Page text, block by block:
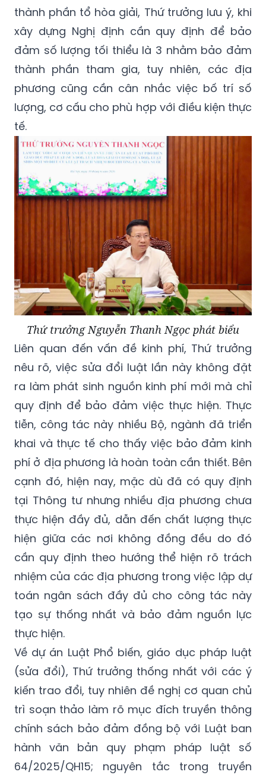
thành phần tổ hòa giải, Thứ trưởng lưu ý, khi
xây dựng Nghị định cần quy định để bảo
đảm số lượng tối thiểu là 3 nhằm bảo đảm
thành phần tham gia, tuy nhiên, các địa
phương cũng cần cân nhắc việc bố trí số
lượng, cơ cấu cho phù hợp với điều kiện thực
tế.
Thứ trưởng Nguyễn Thanh Ngọc phát biểu
Liên quan đến vấn đề kinh phí, Thứ trưởng
nêu rõ, việc sửa đổi luật lần này không đặt
ra làm phát sinh nguồn kinh phí mới mà chỉ
quy định để bảo đảm việc thực hiện. Thực
tiễn, công tác này nhiều Bộ, ngành đã triển
khai và thực tế cho thấy việc bảo đảm kinh
phí ở địa phương là hoàn toàn cần thiết. Bên
cạnh đó, hiện nay, mặc dù đã có quy định
tại Thông tư nhưng nhiều địa phương chưa
thực hiện đầy đủ, dẫn đến chất lượng thực
hiện giữa các nơi không đồng đều do đó
cần quy định theo hướng thể hiện rõ trách
nhiệm của các địa phương trong việc lập dự
toán ngân sách đầy đủ cho công tác này
tạo sự thống nhất và bảo đảm nguồn lực
thực hiện.
Về dự án Luật Phổ biến, giáo dục pháp luật
(sửa đổi), Thứ trưởng thống nhất với các ý
kiến trao đổi, tuy nhiên đề nghị cơ quan chủ
trì soạn thảo làm rõ mục đích truyền thông
chính sách bảo đảm đồng bộ với Luật ban
hành văn bản quy phạm pháp luật số
64/2025/QH15; nguyên tắc trong truyền